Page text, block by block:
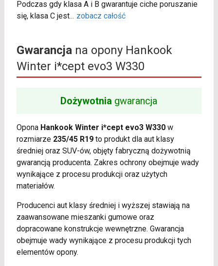
Podczas gdy klasa A i B gwarantuje ciche poruszanie
się, klasa C jest... zobacz całość
Gwarancjana opony Hankook
Winter i*cept evo3 W330
Dożywotnia gwarancja
Opona Hankook Winter i*cept evo3 W330w
rozmiarze 235/45 R19to produkt dla aut klasy
średniej oraz SUV-ów, objęty fabryczną dożywotnią
gwarancją producenta. Zakres ochrony obejmuje wady
wynikające z procesu produkcji oraz użytych
materiałów.
Producenci aut klasy średniej i wyższej stawiają na
zaawansowane mieszanki gumowe oraz
dopracowane konstrukcje wewnętrzne. Gwarancja
obejmuje wady wynikające z procesu produkcji tych
elementów opony.